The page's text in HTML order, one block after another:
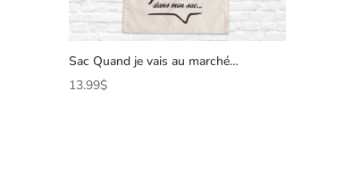
Sac Quand je vais au marché…
13.99$